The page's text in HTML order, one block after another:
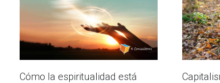
FORO
CONTACTO
Cómo la espiritualidad está